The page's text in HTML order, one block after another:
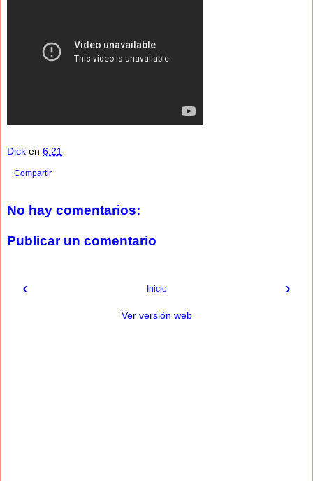
Dick en 6:21
Compartir
No hay comentarios:
Publicar un comentario
‹ ›
Inicio
Ver versión web